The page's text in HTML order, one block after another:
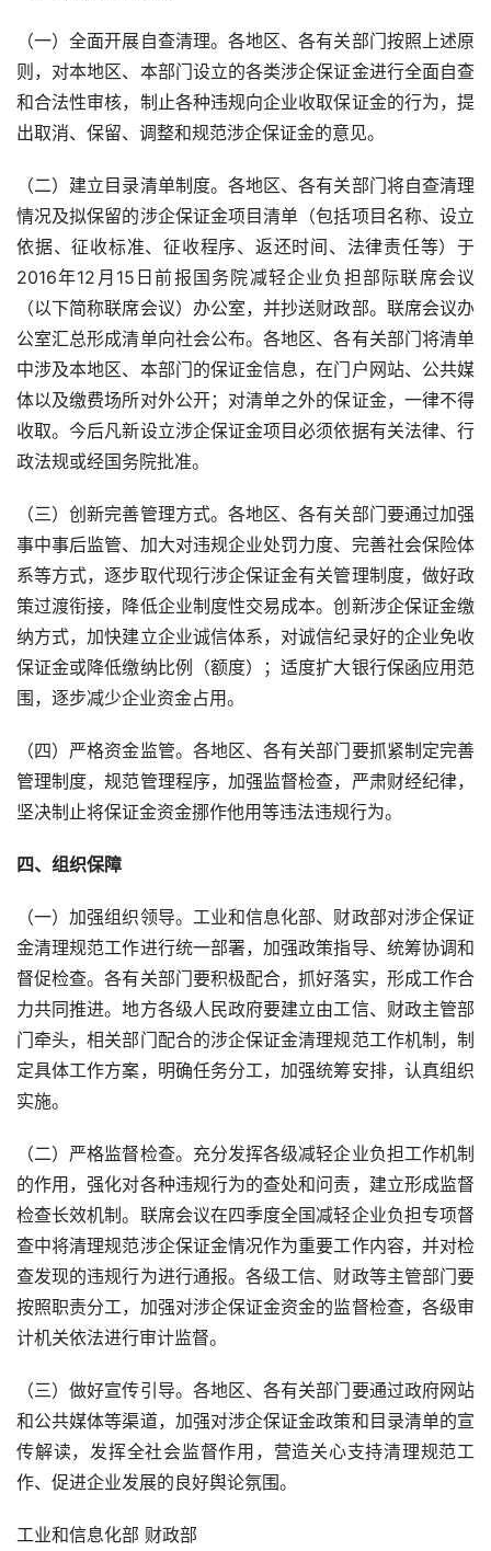
（一）全面开展自查清理。各地区、各有关部门按照上述原
则，对本地区、本部门设立的各类涉企保证金进行全面自查
和合法性审核，制止各种违规向企业收取保证金的行为，提
出取消、保留、调整和规范涉企保证金的意见。
（二）建立目录清单制度。各地区、各有关部门将自查清理
情况及拟保留的涉企保证金项目清单（包括项目名称、设立
依据、征收标准、征收程序、返还时间、法律责任等）于
2016年12 月 15 日前报国务院减轻企业负担部际联席会议
（以下简称联席会议）办公室，并抄送财政部。联席会议办
公室汇总形成清单向社会公布。各地区、各有关部门将清单
中涉及本地区、本部门的保证金信息，在门户网站、公共媒
体以及缴费场所对外公开；对清单之外的保证金，一律不得
收取。今后凡新设立涉企保证金项目必须依据有关法律、行
政法规或经国务院批准。
（三）创新完善管理方式。各地区、各有关部门要通过加强
事中事后监管、加大对违规企业处罚力度、完善社会保险体
系等方式，逐步取代现行涉企保证金有关管理制度，做好政
策过渡衔接，降低企业制度性交易成本。创新涉企保证金缴
纳方式，加快建立企业诚信体系，对诚信纪录好的企业免收
保证金或降低缴纳比例（额度）；适度扩大银行保函应用范
围，逐步减少企业资金占用。
（四）严格资金监管。各地区、各有关部门要抓紧制定完善
管理制度，规范管理程序，加强监督检查，严肃财经纪律，
坚决制止将保证金资金挪作他用等违法违规行为。
四、组织保障
（一）加强组织领导。工业和信息化部、财政部对涉企保证
金清理规范工作进行统一部署，加强政策指导、统筹协调和
督促检查。各有关部门要积极配合，抓好落实，形成工作合
力共同推进。地方各级人民政府要建立由工信、财政主管部
门牵头，相关部门配合的涉企保证金清理规范工作机制，制
定具体工作方案，明确任务分工，加强统筹安排，认真组织
实施。
（二）严格监督检查。充分发挥各级减轻企业负担工作机制
的作用，强化对各种违规行为的查处和问责，建立形成监督
检查长效机制。联席会议在四季度全国减轻企业负担专项督
查中将清理规范涉企保证金情况作为重要工作内容，并对检
查发现的违规行为进行通报。各级工信、财政等主管部门要
按照职责分工，加强对涉企保证金资金的监督检查，各级审
计机关依法进行审计监督。
（三）做好宣传引导。各地区、各有关部门要通过政府网站
和公共媒体等渠道，加强对涉企保证金政策和目录清单的宣
传解读，发挥全社会监督作用，营造关心支持清理规范工
作、促进企业发展的良好舆论氛围。
工业和信息化部 财政部